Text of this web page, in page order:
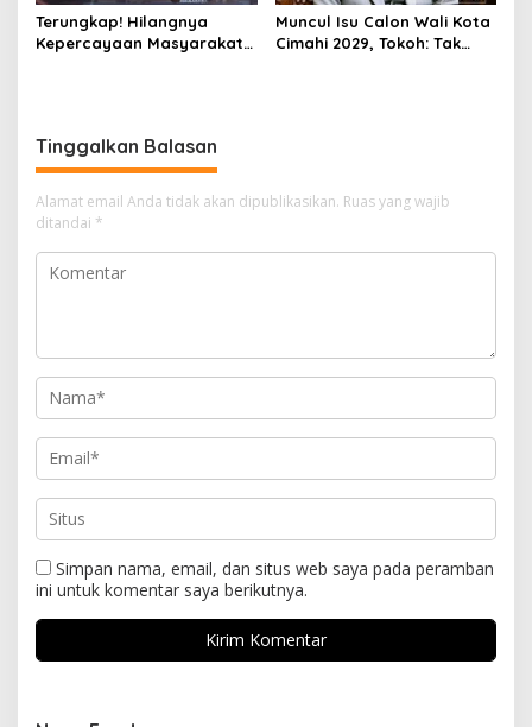
Terungkap! Hilangnya
Kepercayaan Masyarakat
Muncul Isu Calon Wali Kota
Cimahi 2029, Tokoh: Tak
Tinggalkan Balasan
Alamat email Anda tidak akan dipublikasikan. Ruas yang wajib
ditandai *
Simpan nama, email, dan situs web saya pada peramban
ini untuk komentar saya berikutnya.